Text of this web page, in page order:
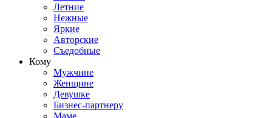
Летние
Нежные
Яркие
Авторские
Съедобные
Кому
Мужчине
Женщине
Девушке
Бизнес-партнеру
Маме